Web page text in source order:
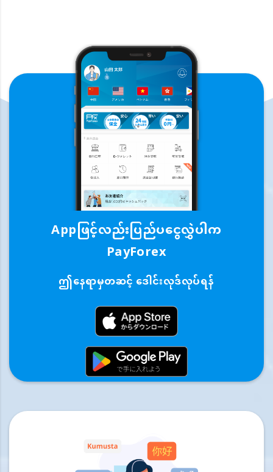
Appဖြင့်လည်းပြည်ပငွေလွှဲပါက
PayForex
ဤနေရာမှတဆင့် ဒေါင်းလုဒ်လုပ်ရန်